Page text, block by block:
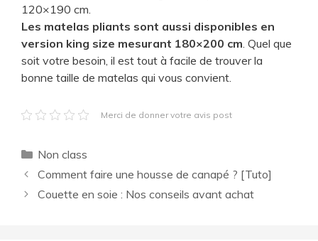
120×190 cm.
Les matelas pliants sont aussi disponibles en
version king size mesurant 180×200 cm . Quel que
soit votre besoin, il est tout à facile de trouver la
bonne taille de matelas qui vous convient.
Merci de donner votre avis post
Catégories
Non class
Comment faire une housse de canapé ? [Tuto]
Couette en soie : Nos conseils avant achat